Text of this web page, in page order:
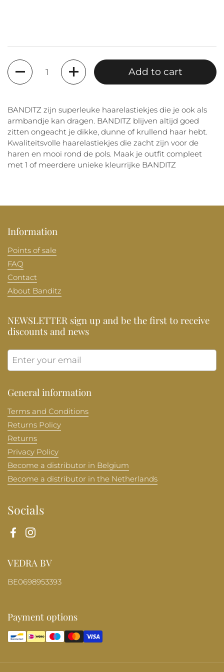
Quantity
Add to cart
BANDITZ zijn superleuke haarelastiekjes die je ook als
armbandje kan dragen. BANDITZ blijven altijd goed
zitten ongeacht je dikke, dunne of krullend haar hebt.
Kwaliteitsvolle haarelastiekjes die zacht zijn voor de
haren en mooi rond de pols. Maak je outfit compleet
met 1 of meerdere unieke kleurrijke BANDITZ
Information
Points of sale
FAQ
Contact
About Banditz
NEWSLETTER sign up and be the first to receive
discounts and news
General information
Terms and Conditions
Returns Policy
Returns
Privacy Policy
Become a distributor in Belgium
Become a distributor in the Netherlands
Socials
FacebookInstagram
VEDRA BV
BE0698953393
Payment options